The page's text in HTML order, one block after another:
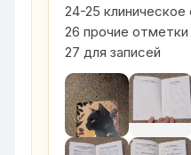
24-25
26 прочие отметки
27 для записей